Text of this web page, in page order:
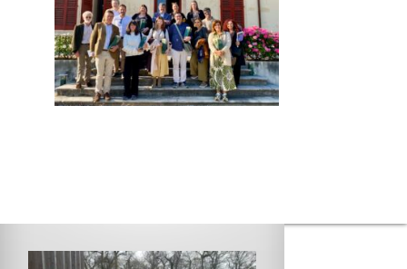
Taxe d’apprentissage
Stages / offres
Paroles d’anciens élèves
Contact